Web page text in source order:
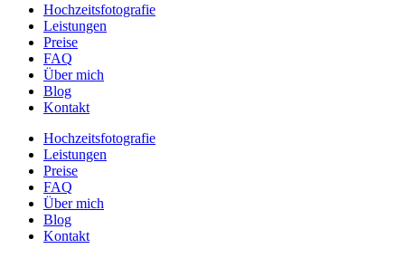
Hochzeitsfotografie
Leistungen
Preise
FAQ
Über mich
Blog
Kontakt
Hochzeitsfotografie
Leistungen
Preise
FAQ
Über mich
Blog
Kontakt